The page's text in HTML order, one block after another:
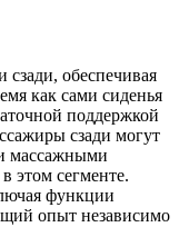
сзади, обеспечивая
как сами сиденья
поддержкой
сзади могут
массажными
этом сегменте.
функции
опыт независимо